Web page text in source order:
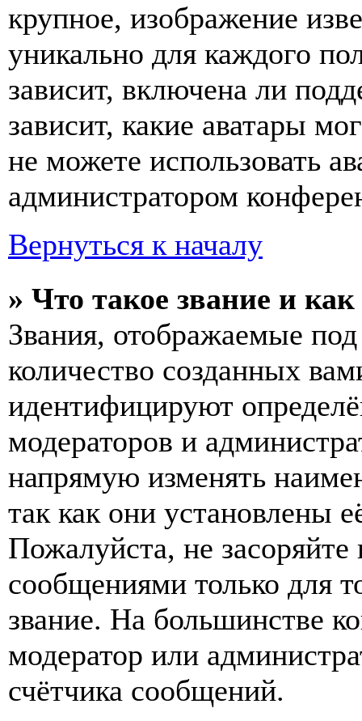
крупное, изображение
уникально для каждого
зависит, включена ли
зависит, какие аватары
не можете использовать
администратором
Вернуться к началу
» Что такое звание и
Звания, отображаемые
количество созданных
идентифицируют
модераторов и
напрямую изменять
так как они установлены
Пожалуйста, не
сообщениями только для
звание. На большинстве
модератор или
счётчика сообщений.